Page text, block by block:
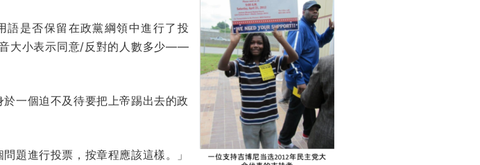
語是否保留在政黨綱領中進行了投
大小表示同意/反對的人數多少——
一個迫不及待要把上帝踢出去的政
題進行投票，按章程應該這樣。」